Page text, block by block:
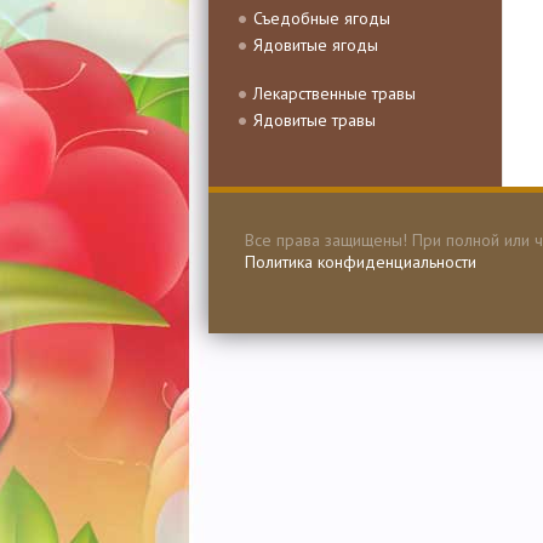
Съедобные ягоды
Ядовитые ягоды
Лекарственные травы
Ядовитые травы
Все права защищены! При полной или
Политика конфиденциальности